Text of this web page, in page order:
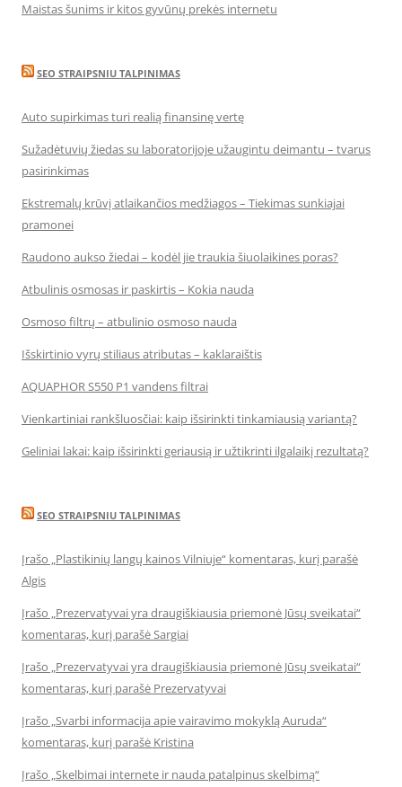
Maistas šunims ir kitos gyvūnų prekės internetu
SEO STRAIPSNIU TALPINIMAS
Auto supirkimas turi realią finansinę vertę
Sužadėtuvių žiedas su laboratorijoje užaugintu deimantu – tvarus
pasirinkimas
Ekstremalų krūvį atlaikančios medžiagos – Tiekimas sunkiajai
pramonei
Raudono aukso žiedai – kodėl jie traukia šiuolaikines poras?
Atbulinis osmosas ir paskirtis – Kokia nauda
Osmoso filtrų – atbulinio osmoso nauda
Išskirtinio vyrų stiliaus atributas – kaklaraištis
AQUAPHOR S550 P1 vandens filtrai
Vienkartiniai rankšluosčiai: kaip išsirinkti tinkamiausią variantą?
Geliniai lakai: kaip išsirinkti geriausią ir užtikrinti ilgalaikį rezultatą?
SEO STRAIPSNIU TALPINIMAS
Įrašo „Plastikinių langų kainos Vilniuje“ komentaras, kurį parašė
Algis
Įrašo „Prezervatyvai yra draugiškiausia priemonė Jūsų sveikatai“
komentaras, kurį parašė Sargiai
Įrašo „Prezervatyvai yra draugiškiausia priemonė Jūsų sveikatai“
komentaras, kurį parašė Prezervatyvai
Įrašo „Svarbi informacija apie vairavimo mokyklą Auruda“
komentaras, kurį parašė Kristina
Įrašo „Skelbimai internete ir nauda patalpinus skelbimą“